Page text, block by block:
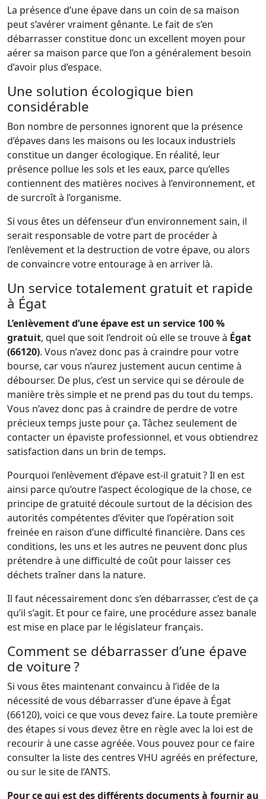
La présence d’une épave dans un coin de sa maison
peut s’avérer vraiment gênante. Le fait de s’en
débarrasser constitue donc un excellent moyen pour
aérer sa maison parce que l’on a généralement besoin
d’avoir plus d’espace.
Une solution écologique bien
considérable
Bon nombre de personnes ignorent que la présence
d’épaves dans les maisons ou les locaux industriels
constitue un danger écologique. En réalité, leur
présence pollue les sols et les eaux, parce qu’elles
contiennent des matières nocives à l’environnement, et
de surcroît à l’organisme.
Si vous êtes un défenseur d’un environnement sain, il
serait responsable de votre part de procéder à
l’enlèvement et la destruction de votre épave, ou alors
de convaincre votre entourage à en arriver là.
Un service totalement gratuit et rapide
à Égat
L’enlèvement d’une épave est un service 100 %
gratuit, quel que soit l’endroit où elle se trouve à Égat
(66120). Vous n’avez donc pas à craindre pour votre
bourse, car vous n’aurez justement aucun centime à
débourser. De plus, c’est un service qui se déroule de
manière très simple et ne prend pas du tout du temps.
Vous n’avez donc pas à craindre de perdre de votre
précieux temps juste pour ça. Tâchez seulement de
contacter un épaviste professionnel, et vous obtiendrez
satisfaction dans un brin de temps.
Pourquoi l’enlèvement d’épave est-il gratuit ? Il en est
ainsi parce qu’outre l’aspect écologique de la chose, ce
principe de gratuité découle surtout de la décision des
autorités compétentes d’éviter que l’opération soit
freinée en raison d’une difficulté financière. Dans ces
conditions, les uns et les autres ne peuvent donc plus
prétendre à une difficulté de coût pour laisser ces
déchets traîner dans la nature.
Il faut nécessairement donc s’en débarrasser, c’est de ça
qu’il s’agit. Et pour ce faire, une procédure assez banale
est mise en place par le législateur français.
Comment se débarrasser d’une épave
de voiture ?
Si vous êtes maintenant convaincu à l’idée de la
nécessité de vous débarrasser d’une épave à Égat
(66120), voici ce que vous devez faire. La toute première
des étapes si vous devez être en règle avec la loi est de
recourir à une casse agréée. Vous pouvez pour ce faire
consulter la liste des centres VHU agréés en préfecture,
ou sur le site de l’ANTS.
Pour ce qui est des différents documents à fournir au